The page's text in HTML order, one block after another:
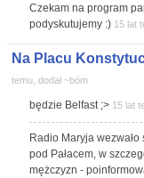
Czekam na program
podyskutujemy :) 15 lat
Na Placu
temu, dodał ~bóm
będzie Belfast ;> 15 lat
Radio Maryja
pod Pałacem, w
mężczyzn -